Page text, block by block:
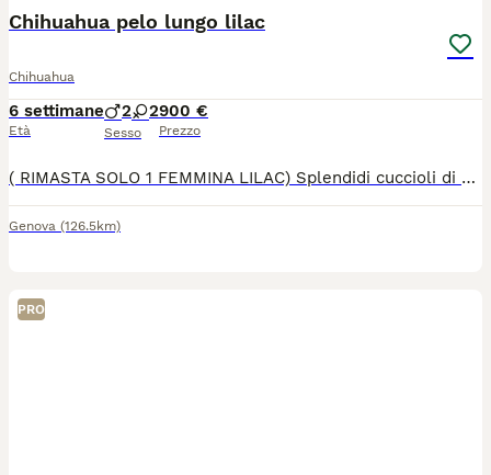
Chihuahua pelo lungo lilac
Chihuahua
6 settimane
Età
2 2
Sesso
900 €
Prezzo
( RIMASTA SOLO 1 FEMMINA LILAC) Splendidi cuccioli di Chihuahua a pelo lungo con pedigree ENCI Disponibili splendidi cuccioli di Chihuahua a pelo lungo, nati il 26/06/2026, allevati con amore in ambiente familiare. Entrambi i genitori sono muniti di pedigree ENCI e i cuccioli saranno ceduti solo dopo il compimento dell’età prevista dalla normativa. Disponibili: * 🩵 Maschi: €900 * 🩷 Femmine: €1.200 I cuccioli saranno consegnati con: ✔ Microchip ✔ Prima vaccinazione ✔ Sverminazioni effettuate ✔ Libretto sanitario ✔ Pedigree ENCI richiesto I cuccioli cresceranno in ambiente familiare, saranno abituati al contatto con le persone e con i bambini, ricevendo fin da piccoli le migliori cure. Per maggiori informazioni, foto o per fissare una visita, contattatemi in privato. Solo persone realmente interessate e amanti della razza.
Genova (126.5km)
PRO